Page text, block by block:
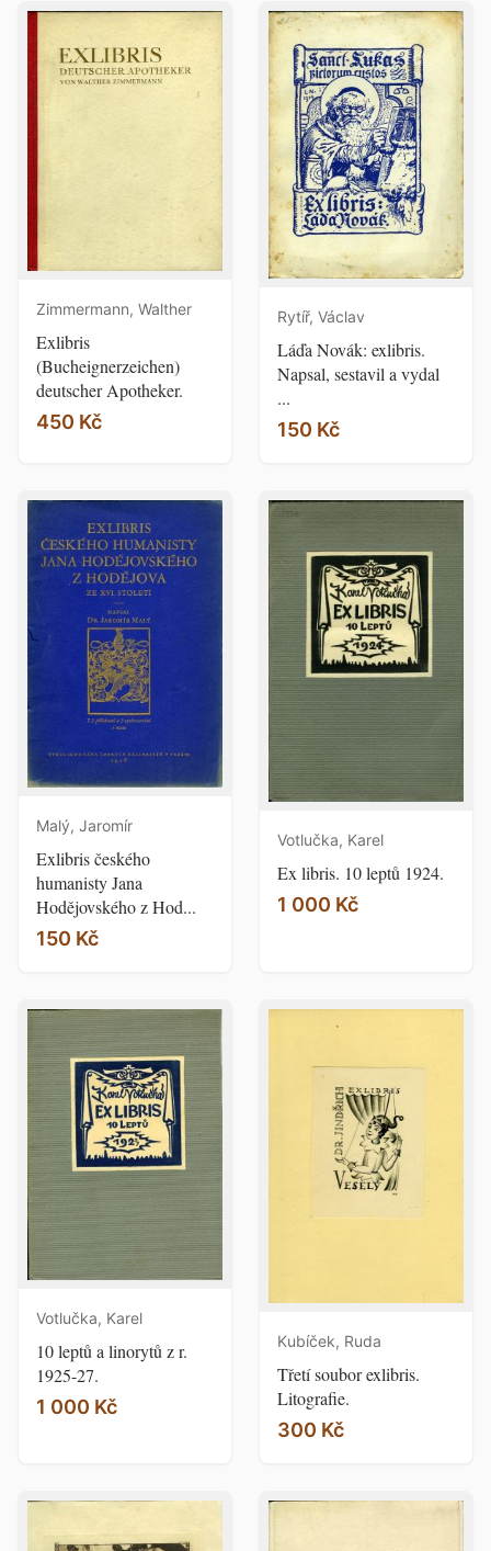
Zimmermann, Walther
Exlibris
(Bucheignerzeichen)
deutscher Apotheker.
450 Kč
Rytíř, Václav
Láďa Novák: exlibris.
Napsal, sestavil a vydal
...
150 Kč
Malý, Jaromír
Exlibris českého
humanisty Jana
Hodějovského z Hod...
150 Kč
Votlučka, Karel
Ex libris. 10 leptů 1924.
1 000 Kč
Votlučka, Karel
10 leptů a linorytů z r.
1925-27.
1 000 Kč
Kubíček, Ruda
Třetí soubor exlibris.
Litografie.
300 Kč